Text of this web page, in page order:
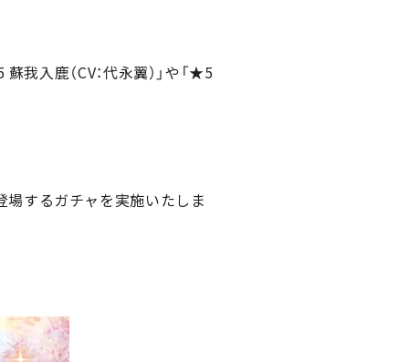
入鹿（CV：代永翼）」や「★5
場するガチャを実施いたしま